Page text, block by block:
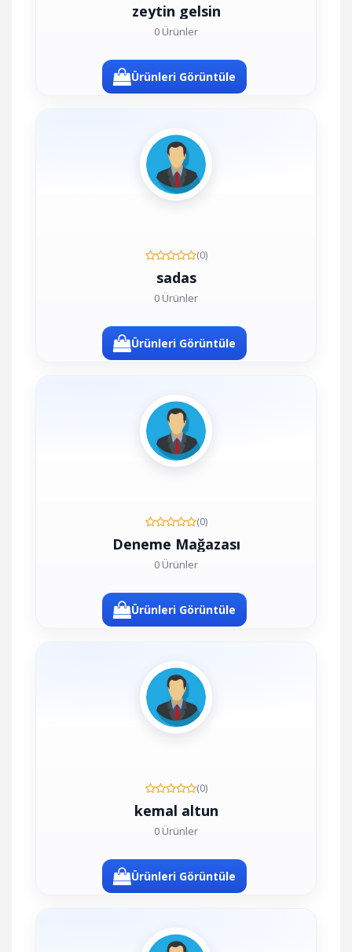
zeytin gelsin
0 Ürünler
Ürünleri Görüntüle
(0)
sadas
0 Ürünler
Ürünleri Görüntüle
(0)
Deneme Mağazası
0 Ürünler
Ürünleri Görüntüle
(0)
kemal altun
0 Ürünler
Ürünleri Görüntüle